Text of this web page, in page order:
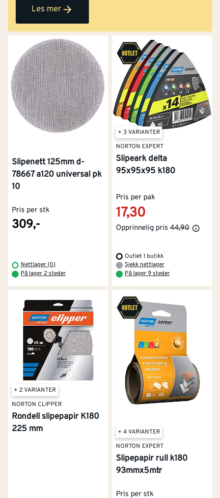
malejobbene utendørs, og få et vakkert resultat.
Les mer
Slipenett 125mm d-
78667 a120 universal pk
10
Pris per stk
309,-
Nettlager (0)
På lager 2 steder
+ 3 VARIANTER
NORTON EXPERT
Slipeark delta
95x95x95 k180
Pris per pak
17,30
Opprinnelig pris 44,90
Outlet 1 butikk
Sjekk nettlager
På lager 9 steder
+ 2 VARIANTER
NORTON CLIPPER
Rondell slipepapir K180
225 mm
+ 4 VARIANTER
NORTON EXPERT
Slipepapir rull k180
93mmx5mtr
Pris per stk